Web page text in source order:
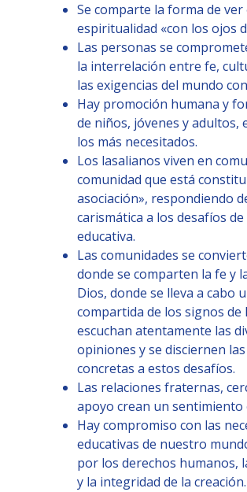
Se comparte la forma de ver
espiritualidad «con los ojos
Las personas se
la interrelación entre fe,
las exigencias del mundo
Hay promoción humana y
de niños, jóvenes y adultos,
los más necesitados.
Los lasalianos viven en
comunidad que está
asociación», respondiendo
carismática a los desafíos
educativa.
Las comunidades se
donde se comparten la fe y
Dios, donde se lleva a cabo
compartida de los signos de
escuchan atentamente las
opiniones y se disciernen
concretas a estos desafíos.
Las relaciones fraternas,
apoyo crean un sentimiento
Hay compromiso con las
educativas de nuestro
por los derechos humanos,
y la integridad de la creación.